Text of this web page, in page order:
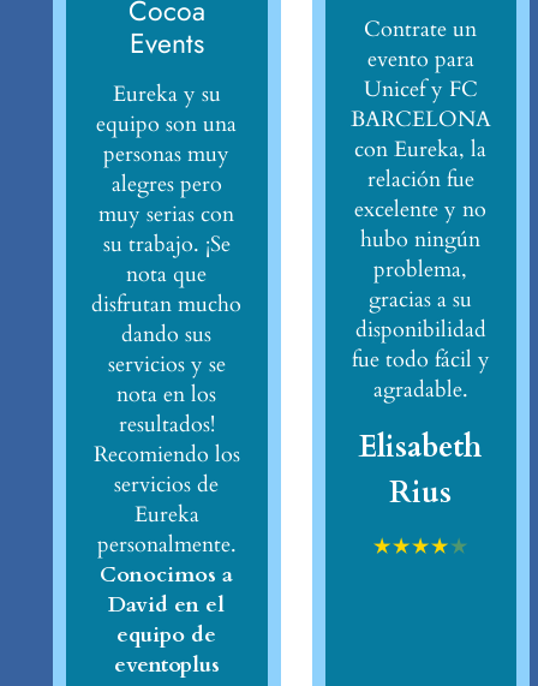
Cocoa
Events
Eureka y su
equipo son una
personas muy
alegres pero
muy serias con
su trabajo. ¡Se
nota que
disfrutan mucho
dando sus
servicios y se
nota en los
resultados!
Recomiendo los
servicios de
Eureka
personalmente.
Conocimos a
David en el
equipo de
eventoplus
Contrate un
evento para
Unicef y FC
BARCELONA
con Eureka, la
relación fue
excelente y no
hubo ningún
problema,
gracias a su
disponibilidad
fue todo fácil y
agradable.
Elisabeth
Rius
★★★★★